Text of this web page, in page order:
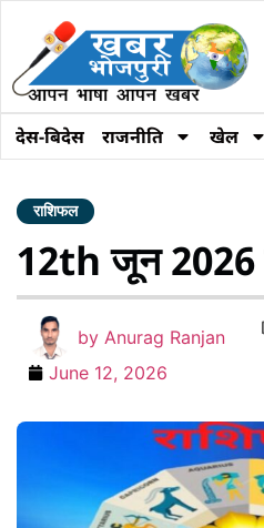
देस-बिदेस राजनीति खेल
राशिफल
12th जून 2026
by Anurag Ranjan
June 12, 2026